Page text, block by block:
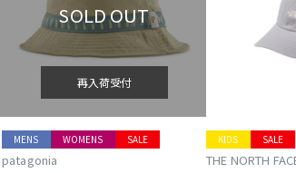
SOLD OUT
再入荷受付
SALE
MENS WOMENS
patagonia
SALE
KIDS
THE NORTH